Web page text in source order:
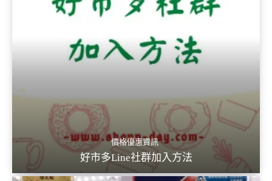
價格優惠資訊
好市多Line社群加入方法